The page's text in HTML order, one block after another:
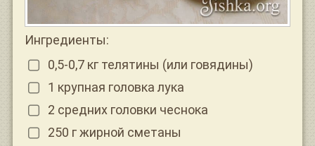
Ингредиенты:
0,5-0,7 кг телятины (или говядины)
1 крупная головка лука
2 средних головки чеснока
250 г жирной сметаны